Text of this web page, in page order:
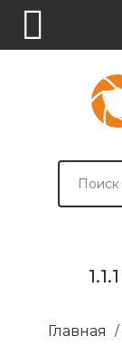
СПЕЦОДЕЖДА
СПЕЦОБУВЬ
СРЕДСТВА
Главная /